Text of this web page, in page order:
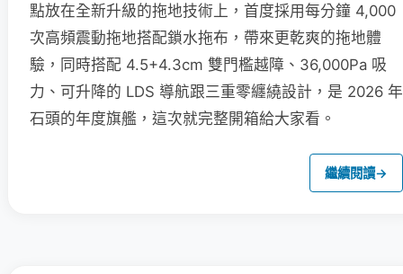
點放在全新升級的拖地技術上，首度採用每分鐘 4,000
次高頻震動拖地搭配鎖水拖布，帶來更乾爽的拖地體
驗，同時搭配 4.5+4.3cm 雙門檻越障、36,000Pa 吸
力、可升降的 LDS 導航跟三重零纏繞設計，是 2026 年
石頭的年度旗艦，這次就完整開箱給大家看。
繼續閱讀→